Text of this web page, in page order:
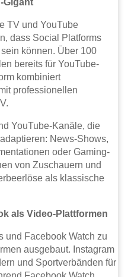
Gigant
TV und YouTube
dass Social Platforms
können. Über 100
bereits für YouTube-
kombiniert
professionellen
YouTube-Kanäle, die
News-Shows,
oder Gaming-
von Zuschauern und
als klassische
als Video-Plattformen
und Facebook Watch zu
ausgebaut. Instagram
und Sportverbänden für